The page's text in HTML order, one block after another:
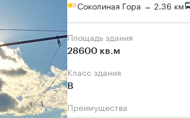
Соколиная Гора → 2.36 км
Площадь здания
28600 кв.м
Класс здания
B
Преимущества